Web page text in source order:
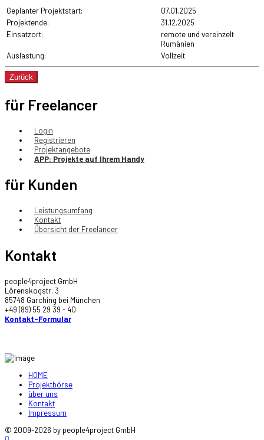
Geplanter Projektstart:
07.01.2025
Projektende:
31.12.2025
Einsatzort:
remote und vereinzelt
Rumänien
Auslastung:
Vollzeit
für Freelancer
Login
Registrieren
Projektangebote
APP: Projekte auf Ihrem Handy
für Kunden
Leistungsumfang
Kontakt
Übersicht der Freelancer
Kontakt
people4project GmbH
Lörenskogstr. 3
85748 Garching bei München
+49 (89) 55 29 39 - 40
Kontakt-Formular
HOME
Projektbörse
über uns
Kontakt
Impressum
© 2009-2026 by people4project GmbH